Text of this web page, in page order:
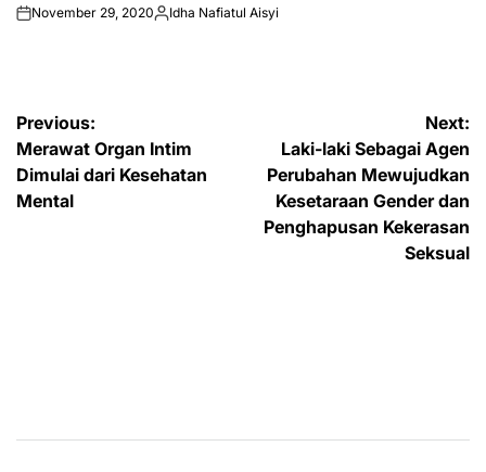
onNovember 29, 2020Posted
Idha Nafiatul Aisyi
Post
navigation
Previous:
Merawat Organ Intim
Dimulai dari Kesehatan
Mental
Next:
Laki-laki Sebagai Agen
Perubahan Mewujudkan
Kesetaraan Gender dan
Penghapusan Kekerasan
Seksual